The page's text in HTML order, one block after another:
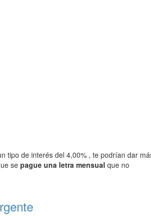
tipo de interés del 4,00% , te podrían dar
se pague una letra mensual que no